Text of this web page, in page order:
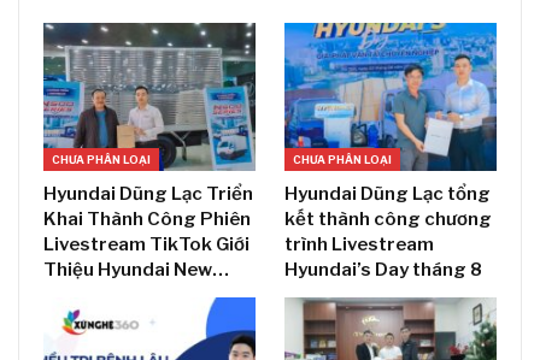
CHƯA PHÂN LOẠI
Hyundai Dũng Lạc Triển
Khai Thành Công Phiên
Livestream TikTok Giới
Thiệu Hyundai New…
CHƯA PHÂN LOẠI
Hyundai Dũng Lạc tổng
kết thành công chương
trình Livestream
Hyundai’s Day tháng 8